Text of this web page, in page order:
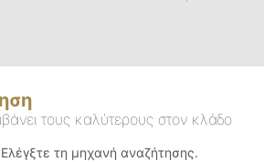
τους καλύτερους στον κλάδο
τη μηχανή αναζήτησης.